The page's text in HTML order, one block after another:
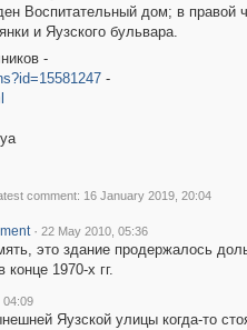
Воспитательный дом; в правой
и Яузского бульвара.
-
-
comment: 16 January 2019, 20:04
· 22 May 2010, 05:36
это здание продержалось
1970-х гг.
04:09
Яузской улицы когда-то